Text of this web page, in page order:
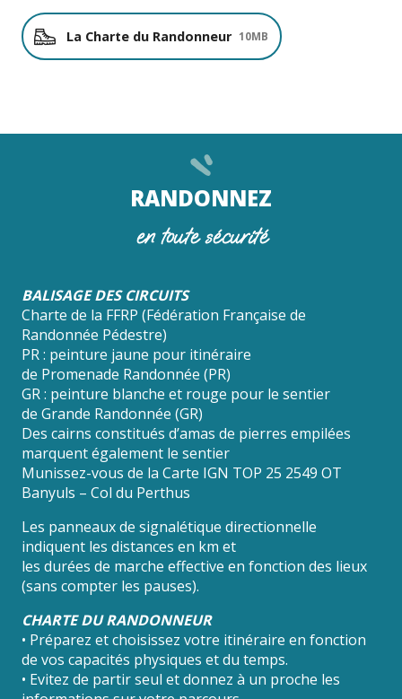
La Charte du Randonneur 10MB
RANDONNEZ
en toute sécurité
BALISAGE DES CIRCUITS
Charte de la FFRP (Fédération Française de
Randonnée Pédestre)
PR : peinture jaune pour itinéraire
de Promenade Randonnée (PR)
GR : peinture blanche et rouge pour le sentier
de Grande Randonnée (GR)
Des cairns constitués d’amas de pierres empilées
marquent également le sentier
Munissez-vous de la Carte IGN TOP 25 2549 OT
Banyuls – Col du Perthus
Les panneaux de signalétique directionnelle
indiquent les distances en km et
les durées de marche effective en fonction des lieux
(sans compter les pauses).
CHARTE DU RANDONNEUR
• Préparez et choisissez votre itinéraire en fonction
de vos capacités physiques et du temps.
• Evitez de partir seul et donnez à un proche les